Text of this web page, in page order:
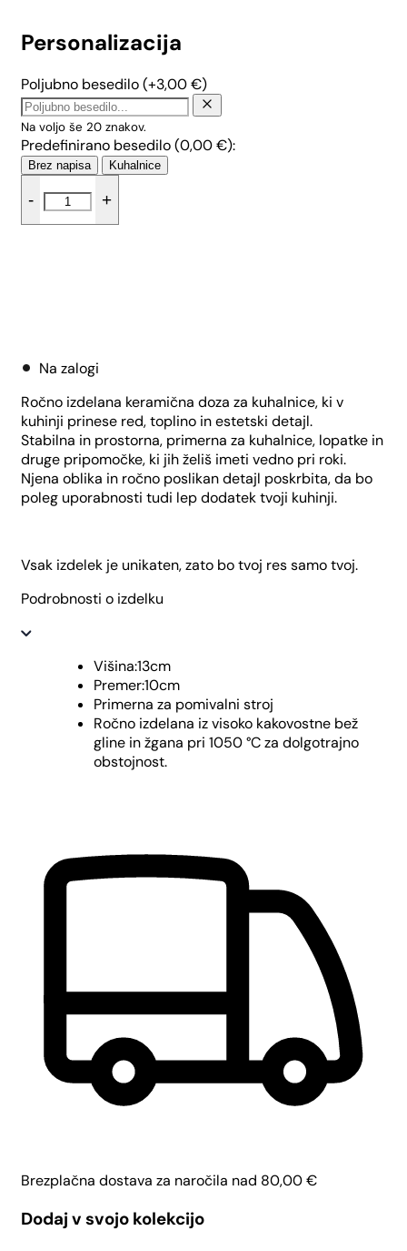
Personalizacija
Poljubno besedilo(+3,00€)
Na voljo še 20 znakov.
Predefinirano besedilo (0,00€):
Brez napisa Kuhalnice
-
doza
za
+
Na zalogi
Ročno izdelana keramična doza za kuhalnice, ki v
kuhinji prinese red, toplino in estetski detajl.
Stabilna in prostorna, primerna za kuhalnice, lopatke in
druge pripomočke, ki jih želiš imeti vedno pri roki.
Njena oblika in ročno poslikan detajl poskrbita, da bo
poleg uporabnosti tudi lep dodatek tvoji kuhinji.
Vsak izdelek je unikaten, zato bo tvoj res samo tvoj.
Podrobnosti o izdelku
Višina:13cm
Premer:10cm
Primerna za pomivalni stroj
Ročno izdelana iz visoko kakovostne bež
gline in žgana pri 1050 °C za dolgotrajno
obstojnost.
Brezplačna dostava za naročila nad 80,00€
Dodaj v svojo kolekcijo